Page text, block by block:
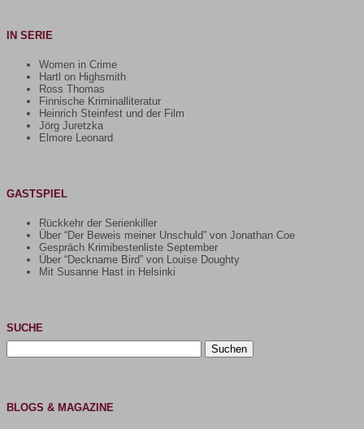
IN SERIE
Women in Crime
Hartl on Highsmith
Ross Thomas
Finnische Kriminalliteratur
Heinrich Steinfest und der Film
Jörg Juretzka
Elmore Leonard
GASTSPIEL
Rückkehr der Serienkiller
Über “Der Beweis meiner Unschuld” von Jonathan Coe
Gespräch Krimibestenliste September
Über “Deckname Bird” von Louise Doughty
Mit Susanne Hast in Helsinki
SUCHE
Suchen
nach:
BLOGS & MAGAZINE